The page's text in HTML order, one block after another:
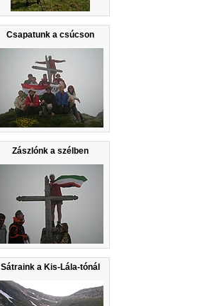
Csapatunk a csúcson
Zászlónk a szélben
Sátraink a Kis-Lála-tónál